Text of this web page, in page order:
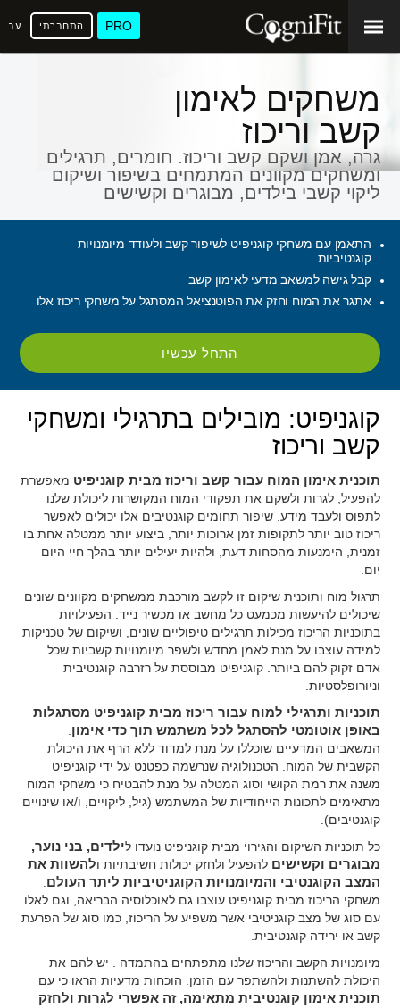
PRO התחברתי
משחקים לאימון
קשב וריכוז
גרה, אמן ושקם קשב וריכוז. חומרים, תרגילים
ומשחקים מקוונים המתמחים בשיפור ושיקום
ליקוי קשבי בילדים, מבוגרים וקשישים
התאמן עם משחקי קוגניפיט לשיפור קשב ולעודד מיומנויות
קוגנטיביות
קבל גישה למשאב מדעי לאימון קשב
אתגר את המוח וחזק את הפוטנציאל המסתגל על משחקי ריכוז אלו
התחל עכשיו
קוגניפיט: מובילים בתרגילי ומשחקי
קשב וריכוז
תוכנית אימון המוח עבור קשב וריכוז מבית קוגניפיט מאפשרת
להפעיל, לגרות ולשקם את תפקודי המוח המקושרות ליכולת שלנו
לתפוס ולעבד מידע. שיפור תחומים קוגנטיבים אלו יכולים לאפשר
ריכוז טוב יותר לתקופות זמן ארוכות יותר, ביצוע יותר ממטלה אחת בו
זמנית, הימנעות מהסחות דעת, ולהיות יעילים יותר בהלך חיי היום
יום.
תרגול מוח ותוכנית שיקום זו לקשב מורכבת ממשחקים מקוונים שונים
שיכולים להיעשות מכמעט כל מחשב או מכשיר נייד. הפעילויות
בתוכניות הריכוז מכילות תרגילים טיפוליים שונים, ושיקום של טכניקות
למידה עוצבו על מנת לאמן מחדש ולשפר מיומנויות קשביות שכל
אדם זקוק להם ביותר. קוגניפיט מבוססת על רזרבה קוגנטיבית
וניורופלסטיות.
תוכניות ותרגילי למוח עבור ריכוז מבית קוגניפיט מסתגלות
באופן אוטומטי להסתגל לכל משתמש תוך כדי אימון
המשאבים המדעיים שוכללו על מנת למדוד ללא הרף את היכולת
הקשבית של המוח. הטכנולוגיה שנרשמה כפטנט על ידי קוגניפיט
משנה את רמת הקושי וסוג המטלה על מנת להבטיח כי משחקי המוח
מתאימים לתכונות הייחודיות של המשתמש (גיל, ליקויים, ו/או שינויים
קוגנטיבים).
כל תוכניות השיקום והגירוי מבית קוגניפיט נועדו לילדים, בני נוער,
מבוגרים וקשישים להפעיל ולחזק יכולות חשיבתיות ולהשוות את
המצב הקוגנטיבי והמיומנויות הקוגניטיביות ליתר העולם
משחקי הריכוז מבית קוגניפיט עוצבו גם לאוכלוסיה הבריאה, וגם לאלו
עם סוג של מצב קוגניטיבי אשר משפיע על הריכוז, כמו סוג של הפרעת
קשב או ירידה קוגנטיבית.
מיומנויות הקשב והריכוז שלנו מתפתחים בהתמדה . יש להם את
היכולת להשתנות ולהשתפר עם הזמן. הוכחות מדעיות הראו כי עם
תוכנית אימון קוגנטיבית מתאימה, זה אפשרי לגרות ולחזק